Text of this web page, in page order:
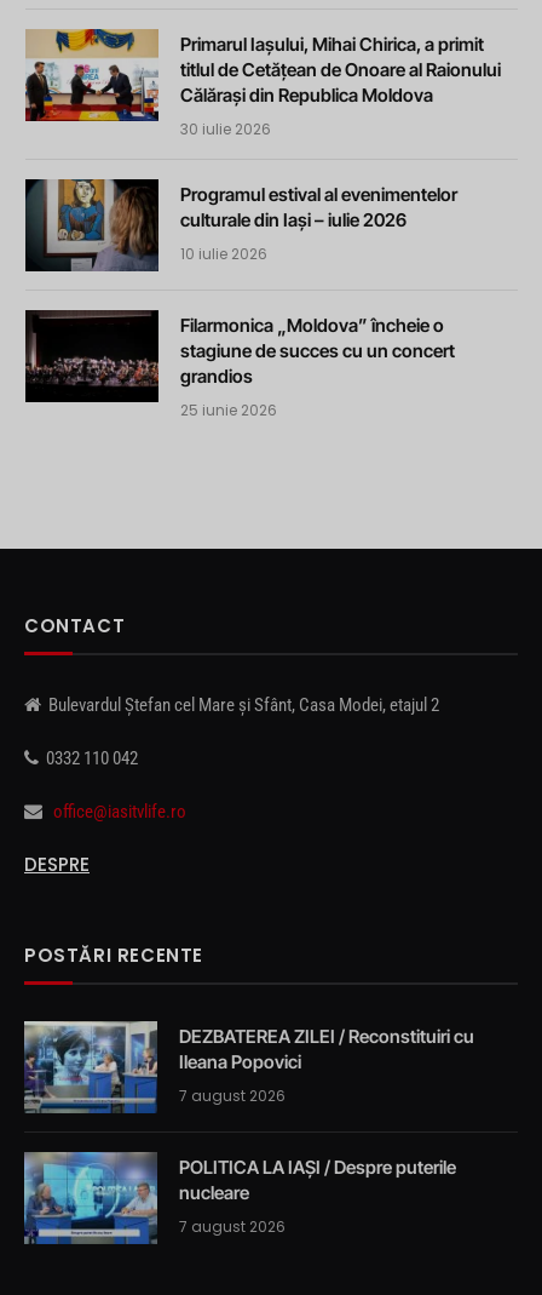
Primarul Iașului, Mihai Chirica, a primit
titlul de Cetățean de Onoare al Raionului
Călărași din Republica Moldova
30 iulie 2026
Programul estival al evenimentelor
culturale din Iași – iulie 2026
10 iulie 2026
Filarmonica „Moldova” încheie o
stagiune de succes cu un concert
grandios
25 iunie 2026
CONTACT
Bulevardul Ștefan cel Mare și Sfânt, Casa Modei, etajul 2
0332 110 042
office@iasitvlife.ro
DESPRE
POSTĂRI RECENTE
DEZBATEREA ZILEI / Reconstituiri cu
Ileana Popovici
7 august 2026
POLITICA LA IAȘI / Despre puterile
nucleare
7 august 2026